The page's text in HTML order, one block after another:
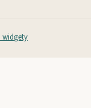
widgety